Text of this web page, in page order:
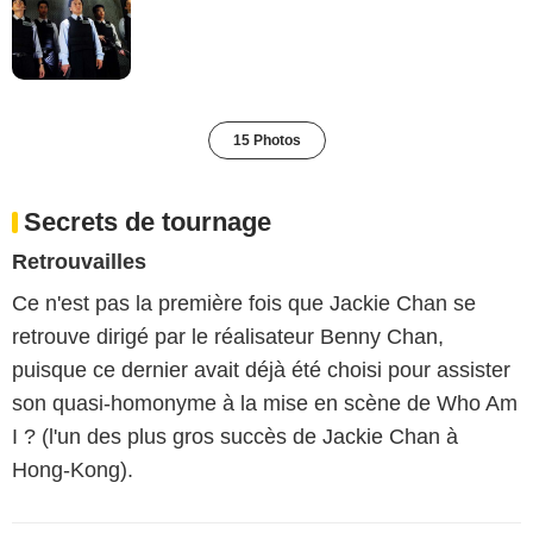
15 Photos
Secrets de tournage
Retrouvailles
Ce n'est pas la première fois que Jackie Chan se
retrouve dirigé par le réalisateur Benny Chan,
puisque ce dernier avait déjà été choisi pour assister
son quasi-homonyme à la mise en scène de Who Am
I ? (l'un des plus gros succès de Jackie Chan à
Hong-Kong).